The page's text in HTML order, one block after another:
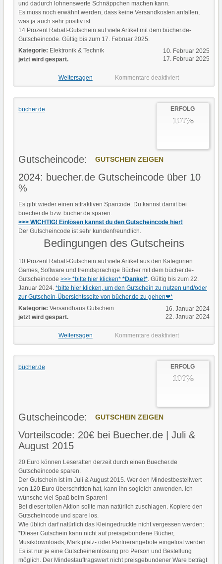
und dadurch lohnenswerte Schnäppchen machen kann.
Es muss noch erwähnt werden, dass keine Versandkosten anfallen,
was ja auch sehr positiv ist.
14 Prozent Rabatt-Gutschein auf viele Artikel mit dem bücher.de-
Gutscheincode. Gültig bis zum 17. Februar 2025.
10. Februar 2025
17. Februar 2025
Kategorie: Elektronik & Technik
jetzt wird gespart.
Weitersagen Kommentare deaktiviert
bücher.de ERFOLG
100%
Gutscheincode: GUTSCHEIN ZEIGEN
2024: buecher.de Gutscheincode über 10
%
Es gibt wieder einen attraktiven Sparcode. Du kannst damit bei
buecher.de bzw. bücher.de sparen.
>>> WICHTIG! Einlösen kannst du den Gutscheincode hier!
Der Gutscheincode ist sehr kundenfreundlich.
Bedingungen des Gutscheins
10 Prozent Rabatt-Gutschein auf viele Artikel aus den Kategorien
Games, Software und fremdsprachige Bücher mit dem bücher.de-
Gutscheincode >>> *bitte hier klicken* *Danke!*. Gültig bis zum 22.
Januar 2024. *bitte hier klicken, um den Gutschein zu nutzen und/oder
zur Gutschein-Übersichtsseite von bücher.de zu gehen❤*
16. Januar 2024
22. Januar 2024
Kategorie: Versandhaus Gutschein
jetzt wird gespart.
Weitersagen Kommentare deaktiviert
bücher.de ERFOLG
100%
Gutscheincode: GUTSCHEIN ZEIGEN
Vorteilscode: 20€ bei Buecher.de | Juli &
August 2015
20 Euro können Leseratten derzeit durch einen Buecher.de
Gutscheincode sparen.
Der Gutschein ist im Juli & August 2015. Wer den Mindestbestellwert
von 120 Euro überschritten hat, kann ihn sogleich anwenden. Ich
wünsche viel Spaß beim Sparen!
Bei dieser tollen Aktion sollte man natürlich zuschlagen. Kopiere den
Gutscheincode und spare los.
Wie üblich darf natürlich das Kleingedruckte nicht vergessen werden:
*Dieser Gutschein kann nicht auf preisgebundene Bücher,
Musikdownloads, Marktplatz- oder Partnerangebote eingelöst werden.
Es ist nur je eine Gutscheineinlösung pro Person und Bestellung
möglich. Der Mindestauftragswert nicht preisgebundener Ware beträgt